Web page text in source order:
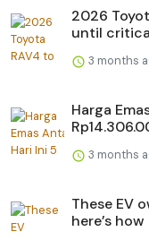
2026
until
3 months
Harga
3 months
These EV
here’s